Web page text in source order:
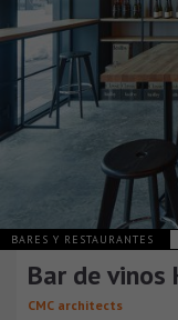
BARES Y RESTAURANTES
Bar de vinos
CMC architects